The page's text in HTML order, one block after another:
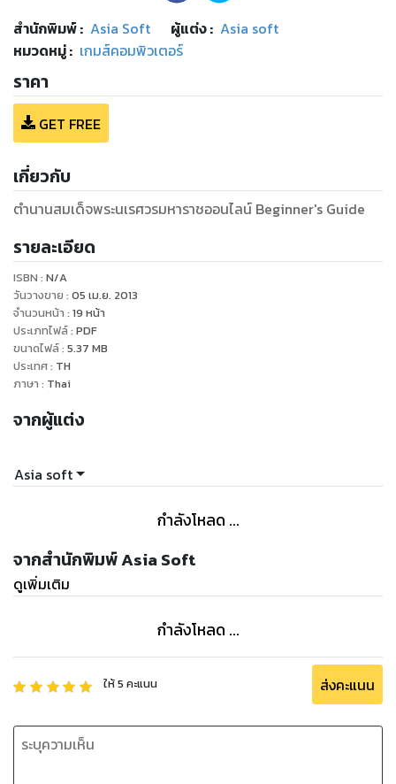
สำนักพิมพ์: Asia Soft ผู้แต่ง : Asia soft
หมวดหมู่: เกมส์คอมพิวเตอร์
ราคา
GET FREE
เกี่ยวกับ
ตำนานสมเด็จพระนเรศวรมหาราชออนไลน์ Beginner's Guide
รายละเอียด
ISBN : N/A
วันวางขาย : 05 เม.ย. 2013
จำนวนหน้า : 19 หน้า
ประเภทไฟล์: PDF
ขนาดไฟล์: 5.37 MB
ประเทศ: TH
ภาษา : Thai
จากผู้แต่ง
Asia soft
กำลังโหลด ...
จากสำนักพิมพ์ Asia Soft
ดูเพิ่มเติม
กำลังโหลด ...
ให้5 คะแนน ส่งคะแนน